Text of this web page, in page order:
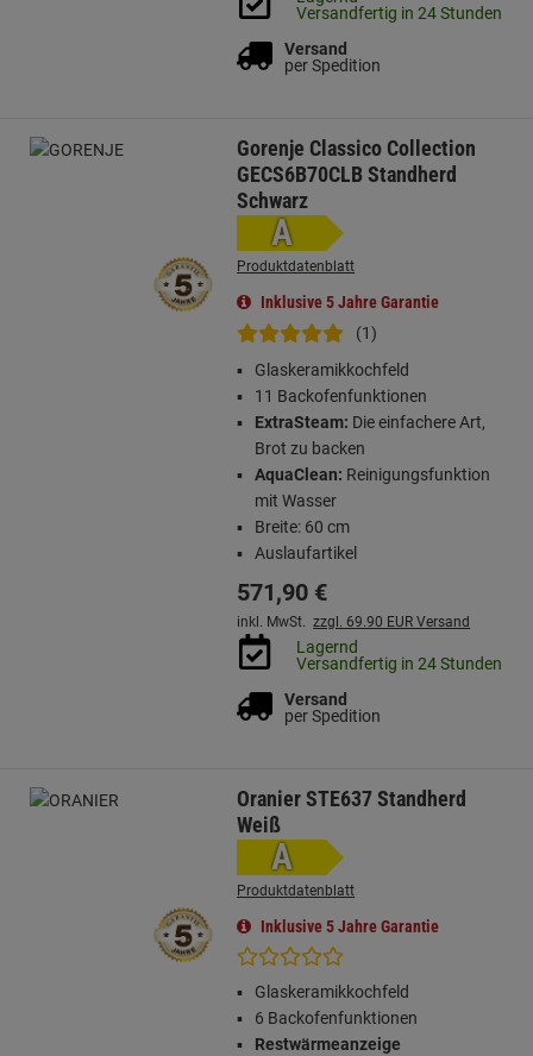
Versandfertig in 24 Stunden
Versand
per Spedition
Gorenje Classico Collection
GECS6B70CLB Standherd
Schwarz
A
Produktdatenblatt
Inklusive 5 Jahre Garantie
(1)
Glaskeramikkochfeld
11 Backofenfunktionen
ExtraSteam: Die einfachere Art,
Brot zu backen
AquaClean: Reinigungsfunktion
mit Wasser
Breite: 60 cm
Auslaufartikel
571,90 €
inkl. MwSt. zzgl. 69.90 EUR Versand
Lagernd
Versandfertig in 24 Stunden
Versand
per Spedition
Oranier STE637 Standherd
Weiß
A
Produktdatenblatt
Inklusive 5 Jahre Garantie
Glaskeramikkochfeld
6 Backofenfunktionen
Restwärmeanzeige